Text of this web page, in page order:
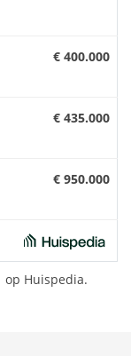
€ 400.000
€ 435.000
€ 950.000
op Huispedia.